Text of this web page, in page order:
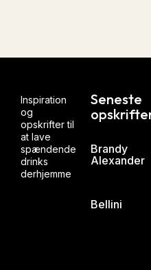
Inspiration
og
opskrifter til
at lave
spændende
drinks
derhjemme
Seneste
Brandy
Alexander
Bellini